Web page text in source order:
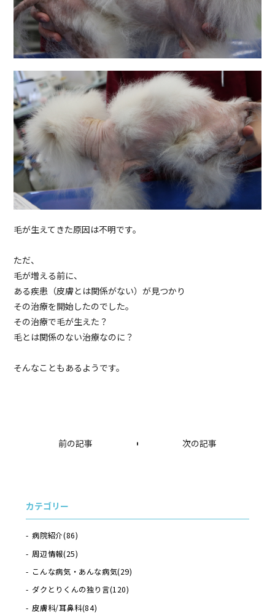
毛が生えてきた原因は不明です。
ただ、
毛が増える前に、
ある疾患（皮膚とは関係がない）が見つかり
その治療を開始したのでした。
その治療で毛が生えた？
毛とは関係のない治療なのに？
そんなこともあるようです。
前の記事 次の記事
カテゴリー
病院紹介(86)
周辺情報(25)
こんな病気・あんな病気(29)
ダクとりくんの独り言(120)
皮膚科/耳鼻科(84)